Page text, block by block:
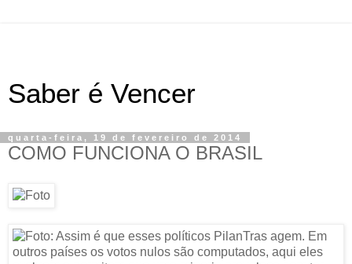
Saber é Vencer
quarta-feira, 19 de fevereiro de 2014
COMO FUNCIONA O BRASIL